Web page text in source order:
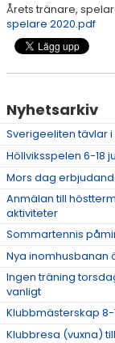
GRUSBANORNA
SPONSORER &
KONTAKT & OM OSS
TRYGG TENNIS
DOKUMENT
ÖPETTIDER SOMMAR
Årets tränare,
spelare 2020.pdf
Nyhetsarkiv
Sverigeeliten tävlar
Höllviksspelen 6-18
Mors dag
Anmälan till
aktiviteter
Sommartennis
Nya inomhusbanan
Ingen träning
vanligt
Klubbmästerskap
Klubbresa (vuxna)